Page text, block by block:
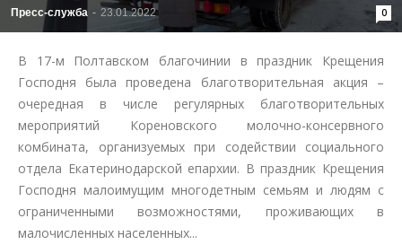
Пресс-служба - 23.01.2022 0
В 17-м Полтавском благочинии в праздник Крещения
Господня была проведена благотворительная акция –
очередная в числе регулярных благотворительных
мероприятий Кореновского молочно-консервного
комбината, организуемых при содействии социального
отдела Екатеринодарской епархии. В праздник Крещения
Господня малоимущим многодетным семьям и людям с
ограниченными возможностями, проживающих в
малочисленных населенных...